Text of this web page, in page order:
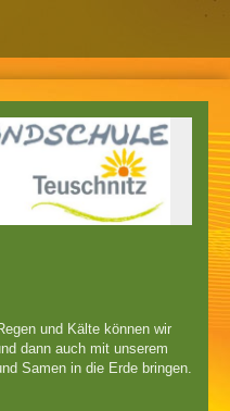
und Kälte können wir
dann auch mit unserem
Samen in die Erde bringen.